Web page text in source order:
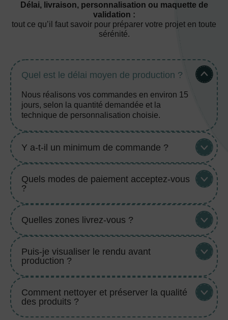
Délai, livraison, personnalisation ou maquette de
validation :
tout ce qu’il faut savoir pour préparer votre projet en toute
sérénité.
Quel est le délai moyen de production ?
Nous réalisons vos commandes en environ 15
jours, selon la quantité demandée et la
technique de personnalisation choisie.
Y a-t-il un minimum de commande ?
Quels modes de paiement acceptez-vous
?
Quelles zones livrez-vous ?
Puis-je visualiser le rendu avant
production ?
Comment nettoyer et préserver la qualité
des produits ?